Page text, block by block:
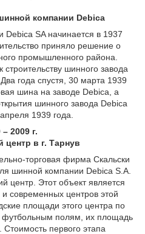
компании Debica
SA начинается в 1937
приняло решение о
промышленного района.
шинного завода
года спустя, 30 марта 1939
шина на заводе Debica, а
шинного завода Debica
1939 года.
– 2009 г.
центр в г. Тарнув
торговая фирма Скальски
шинной компании Debica S.A.
центр. Этот объект является
современных центров этой
площади этого центра по
футбольным полям, их площадь
первого этапа